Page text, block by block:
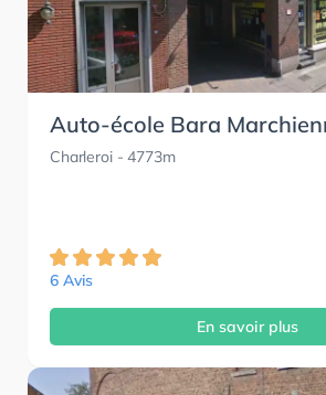
Auto-école Bara
Charleroi- 4773m
6 Avis
En savoir plus